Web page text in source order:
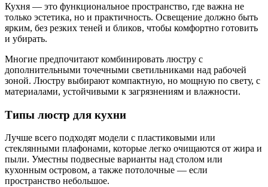
Кухня — это функциональное пространство, где важна не
только эстетика, но и практичность. Освещение должно быть
ярким, без резких теней и бликов, чтобы комфортно готовить
и убирать.
Многие предпочитают комбинировать люстру с
дополнительными точечными светильниками над рабочей
зоной. Люстру выбирают компактную, но мощную по свету, с
материалами, устойчивыми к загрязнениям и влажности.
Типы люстр для кухни
Лучше всего подходят модели с пластиковыми или
стеклянными плафонами, которые легко очищаются от жира и
пыли. Уместны подвесные варианты над столом или
кухонным островом, а также потолочные — если
пространство небольшое.